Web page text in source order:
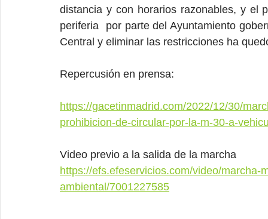
distancia y con horarios razonables, y el
periferia  por parte del Ayuntamiento
Central y eliminar las restricciones ha
Repercusión en prensa:
https://gacetinmadrid.com/2022/12/30/
prohibicion-de-circular-por-la-m-30-a-
Video previo a la salida de la marcha
https://efs.efeservicios.com/video/marcha-
ambiental/7001227585